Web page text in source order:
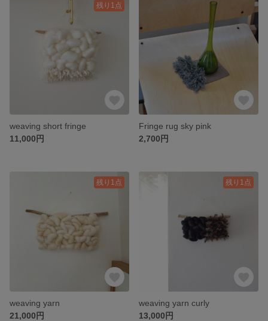
残り1点
weaving short fringe
11,000円
Fringe rug sky pink
2,700円
残り1点
weaving yarn
21,000円
残り1点
weaving yarn curly
13,000円